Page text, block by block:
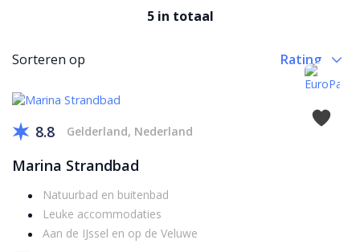
5 in totaal
Sorteren op
8.8 Gelderland, Nederland
Marina Strandbad
Natuurbad en buitenbad
Leuke accommodaties
Aan de IJssel en op de Veluwe